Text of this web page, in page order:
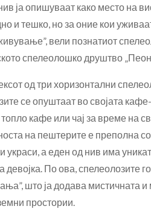
ја опишуваат како место на
и тешко, но за оние кои
вели познатиот
спелеолошко друштво
од три хоризонтални
се опуштаат во својата
кафе или чај за време на
на пештерите е преполна
украси, а еден од нив има
девојка. По ова, спелеолозите
што ја додава мистичната
простории.